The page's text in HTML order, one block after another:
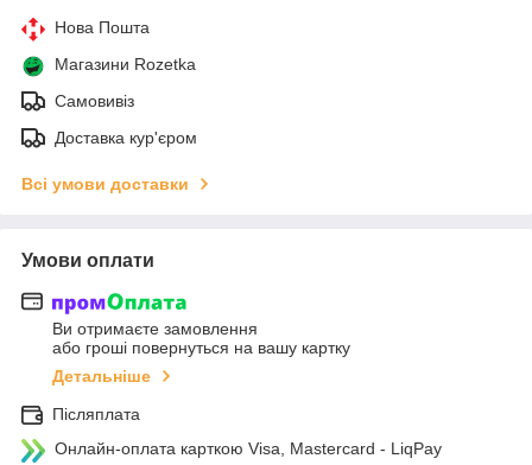
Нова Пошта
Магазини Rozetka
Самовивіз
Доставка кур'єром
Всі умови доставки
Умови оплати
Ви отримаєте замовлення
або гроші повернуться на вашу картку
Детальніше
Післяплата
Онлайн-оплата карткою Visa, Mastercard - LiqPay